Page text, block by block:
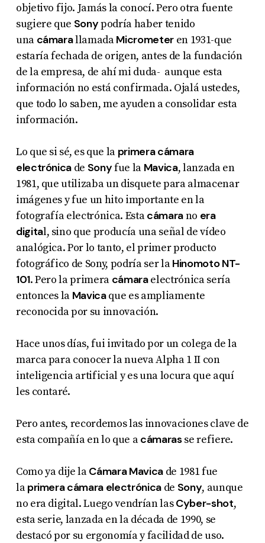
objetivo fijo. Jamás la conocí. Pero otra fuente
sugiere que Sonypodría haber tenido
una cámarallamadaMicrometer en 1931-que
estaría fechada de origen, antes de la fundación
de la empresa, de ahí mi duda- aunque esta
información no está confirmada. Ojalá ustedes,
que todo lo saben, me ayuden a consolidar esta
información.
Lo que si sé, es que la primera cámara
electrónica de Sonyfue la Mavica, lanzada en
1981, que utilizaba un disquete para almacenar
imágenes y fue un hito importante en la
fotografía electrónica. Estacámarano era
digital, sino que producía una señal de vídeo
analógica. Por lo tanto, el primer producto
fotográfico de Sony, podría ser laHinomoto NT-
101. Pero la primera cámaraelectrónica sería
entonces la Mavicaque es ampliamente
reconocida por su innovación.
Hace unos días, fui invitado por un colega de la
marca para conocer la nueva Alpha 1 II con
inteligencia artificial y es una locura que aquí
les contaré.
Pero antes, recordemos las innovaciones clave de
esta compañía en lo que acámarasse refiere.
Como ya dije laCámara Mavica de 1981 fue
laprimera cámara electrónica de Sony, aunque
no era digital. Luego vendrían lasCyber-shot,
esta serie, lanzada en la década de 1990, se
destacó por su ergonomía y facilidad de uso.